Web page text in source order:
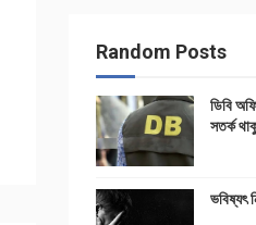
Random Posts
ডিবি
সতর্ক
ভবিষ্যৎ